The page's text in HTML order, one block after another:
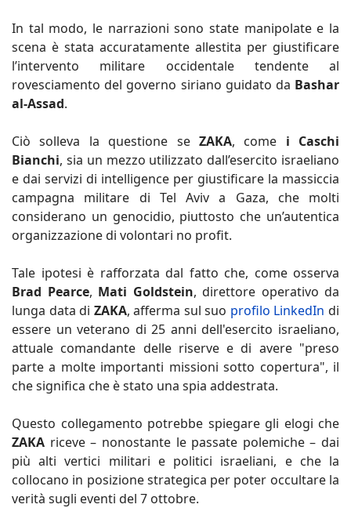
In tal modo, le narrazioni sono state manipolate e la
scena è stata accuratamente allestita per giustificare
l’intervento militare occidentale tendente al
rovesciamento del governo siriano guidato da Bashar
al-Assad.
Ciò solleva la questione se ZAKA, come i Caschi
Bianchi, sia un mezzo utilizzato dall’esercito israeliano
e dai servizi di intelligence per giustificare la massiccia
campagna militare di Tel Aviv a Gaza, che molti
considerano un genocidio, piuttosto che un’autentica
organizzazione di volontari no profit.
Tale ipotesi è rafforzata dal fatto che, come osserva
Brad Pearce, Mati Goldstein, direttore operativo da
lunga data di ZAKA, afferma sul suo profilo LinkedIn di
essere un veterano di 25 anni dell'esercito israeliano,
attuale comandante delle riserve e di avere "preso
parte a molte importanti missioni sotto copertura", il
che significa che è stato una spia addestrata.
Questo collegamento potrebbe spiegare gli elogi che
ZAKA riceve – nonostante le passate polemiche – dai
più alti vertici militari e politici israeliani, e che la
collocano in posizione strategica per poter occultare la
verità sugli eventi del 7 ottobre.